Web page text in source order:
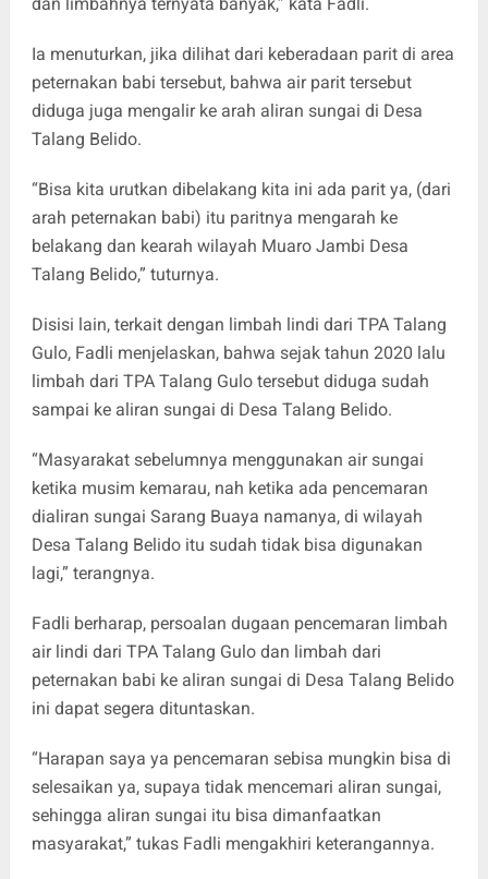
Ia menuturkan, jika dilihat dari keberadaan parit di area
peternakan babi tersebut, bahwa air parit tersebut
diduga juga mengalir ke arah aliran sungai di Desa
Talang Belido.
“Bisa kita urutkan dibelakang kita ini ada parit ya, (dari
arah peternakan babi) itu paritnya mengarah ke
belakang dan kearah wilayah Muaro Jambi Desa
Talang Belido,” tuturnya.
Disisi lain, terkait dengan limbah lindi dari TPA Talang
Gulo, Fadli menjelaskan, bahwa sejak tahun 2020 lalu
limbah dari TPA Talang Gulo tersebut diduga sudah
sampai ke aliran sungai di Desa Talang Belido.
“Masyarakat sebelumnya menggunakan air sungai
ketika musim kemarau, nah ketika ada pencemaran
dialiran sungai Sarang Buaya namanya, di wilayah
Desa Talang Belido itu sudah tidak bisa digunakan
lagi,” terangnya.
Fadli berharap, persoalan dugaan pencemaran limbah
air lindi dari TPA Talang Gulo dan limbah dari
peternakan babi ke aliran sungai di Desa Talang Belido
ini dapat segera dituntaskan.
“Harapan saya ya pencemaran sebisa mungkin bisa di
selesaikan ya, supaya tidak mencemari aliran sungai,
sehingga aliran sungai itu bisa dimanfaatkan
masyarakat,” tukas Fadli mengakhiri keterangannya.